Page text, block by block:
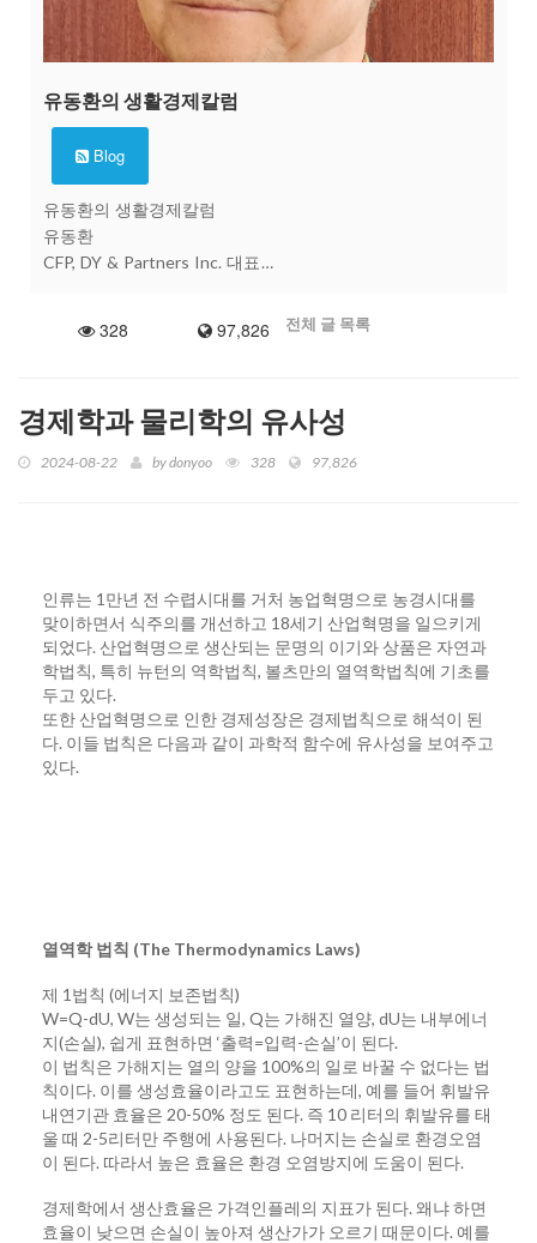
유동환의 생활경제칼럼
Blog
유동환의 생활경제칼럼
유동환
CFP, DY & Partners Inc. 대표
info@dynpartners.com
328 97,826 전체 글 목록
경제학과 물리학의 유사성
2024-08-22 bydonyoo 328 97,826
인류는 1만년 전 수렵시대를 거처 농업혁명으로 농경시대를
맞이하면서 식주의를 개선하고 18세기 산업혁명을 일으키게
되었다. 산업혁명으로 생산되는 문명의 이기와 상품은 자연과
학법칙, 특히 뉴턴의 역학법칙, 볼츠만의 열역학법칙에 기초를
두고 있다.
또한 산업혁명으로 인한 경제성장은 경제법칙으로 해석이 된
다. 이들 법칙은 다음과 같이 과학적 함수에 유사성을 보여주고
있다.
열역학 법칙 (The Thermodynamics Laws)
제 1법칙 (에너지 보존법칙)
W=Q-dU, W는 생성되는 일, Q는 가해진 열양, dU는 내부에너
지(손실), 쉽게 표현하면 ‘출력=입력-손실’이 된다.
이 법칙은 가해지는 열의 양을 100%의 일로 바꿀 수 없다는 법
칙이다. 이를 생성효율이라고도 표현하는데, 예를 들어 휘발유
내연기관 효율은 20-50% 정도 된다. 즉 10 리터의 휘발유를 태
울 때 2-5리터만 주행에 사용된다. 나머지는 손실로 환경오염
이 된다. 따라서 높은 효율은 환경 오염방지에 도움이 된다.
경제학에서 생산효율은 가격인플레의 지표가 된다. 왜냐 하면
효율이 낮으면 손실이 높아져 생산가가 오르기 때문이다. 예를